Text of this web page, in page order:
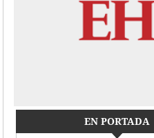
EN PORTADA